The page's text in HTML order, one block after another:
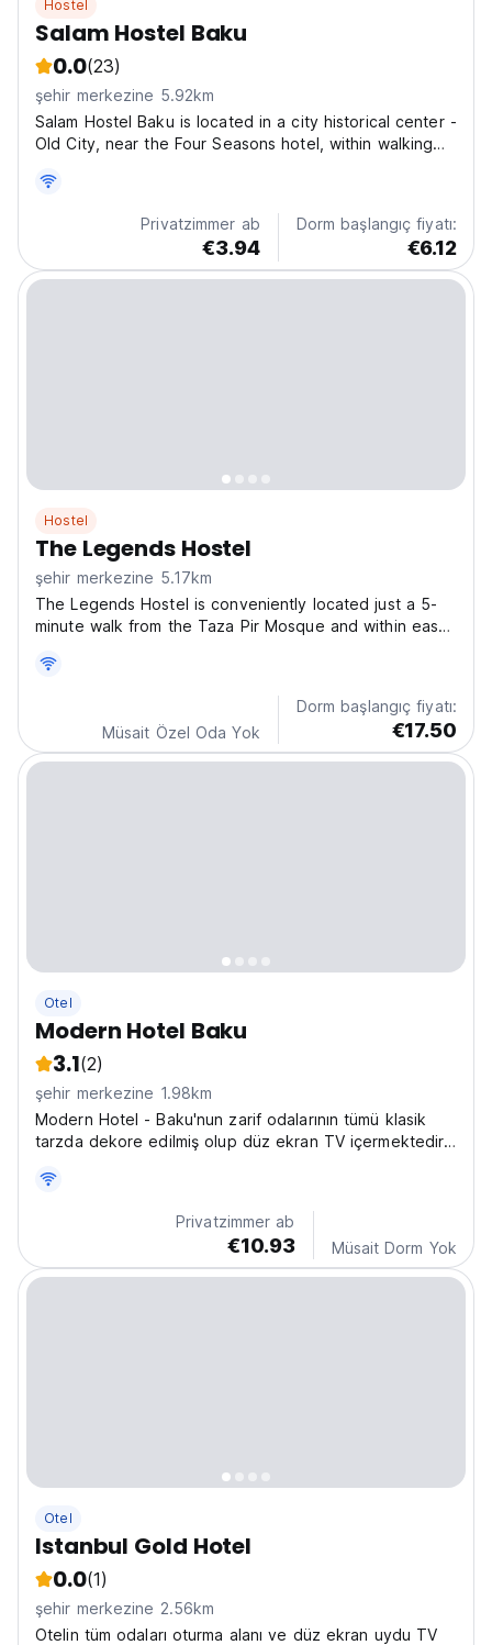
Hostel
Salam Hostel Baku
0.0(23)
şehir merkezine 5.92km
Salam Hostel Baku is located in a city historical center -
Old City, near the Four Seasons hotel, within walking
Tower. It is easy access from the Neftchilar Avenue
(entrance in the yard, near the roadway...
Privatzimmer ab
€3.94
Dorm başlangıç fiyatı:
€6.12
Hostel
The Legends Hostel
şehir merkezine 5.17km
The Legends Hostel is conveniently located just a 5-
minute walk from the Taza Pir Mosque and within easy
stroll from the Palace of the Shirvanshahs and a 16-
minute walk from the iconic Flame Towers....
Müsait Özel Oda Yok
Dorm başlangıç fiyatı:
€17.50
Otel
Modern Hotel Baku
3.1(2)
şehir merkezine 1.98km
Modern Hotel - Baku'nun zarif odalarının tümü klasik
tarzda dekore edilmiş olup düz ekran TV içermektedir.
Privatzimmer ab
€10.93 Müsait Dorm Yok
Otel
Istanbul Gold Hotel
0.0(1)
şehir merkezine 2.56km
Otelin tüm odaları oturma alanı ve düz ekran uydu TV